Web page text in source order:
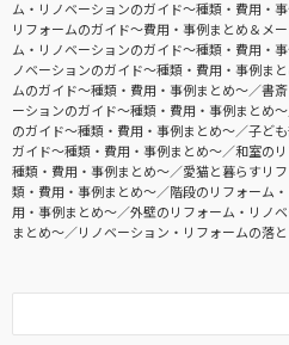
ム・リノベーションのガイド〜種類・費用・
リフォームのガイド〜費用・事例まとめ＆メ
ム・リノベーションのガイド〜種類・費用・
ノベーションのガイド〜種類・費用・事例ま
ムのガイド〜種類・費用・事例まとめ〜
書
ーションのガイド〜種類・費用・事例まとめ〜
のガイド〜種類・費用・事例まとめ〜
子ど
ガイド〜種類・費用・事例まとめ〜
和室の
種類・費用・事例まとめ〜
愛猫と暮らすリ
類・費用・事例まとめ〜
階段のリフォーム
用・事例まとめ〜
外壁のリフォーム・リノ
まとめ〜
リノベーション・リフォームの落